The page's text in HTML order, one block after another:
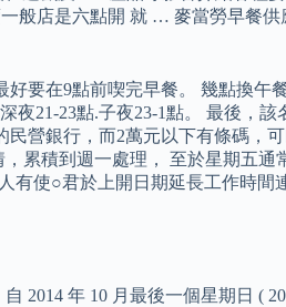
般店是六點開 就 … 麥當勞早餐供
要在9點前喫完早餐。 幾點換午
夜21-23點.子夜23-1點。 最後，
營銀行，而2萬元以下有條碼，
累積到週一處理， 至於星期五通
使○君於上開日期延長工作時間
年 10 月最後一個星期日 (